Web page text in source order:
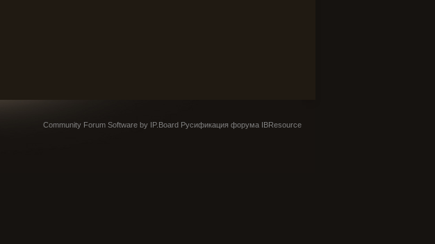
Community Forum Software by IP.Board Русификация форума IBResource